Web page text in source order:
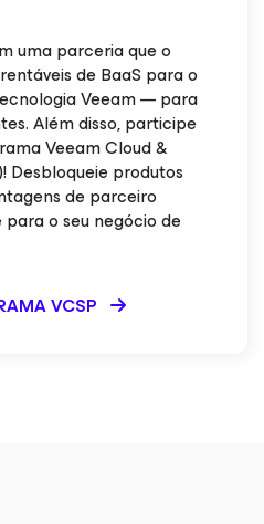
uma parceria que o
de BaaS para o
Veeam — para
Além disso, participe
Veeam Cloud &
Desbloqueie produtos
de parceiro
o seu negócio de
VCSP